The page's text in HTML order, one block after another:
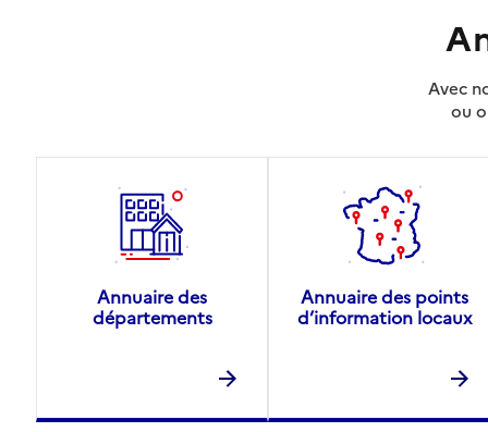
Avec
ou
Annuaire des
départements
Annuaire des points
d’information locaux